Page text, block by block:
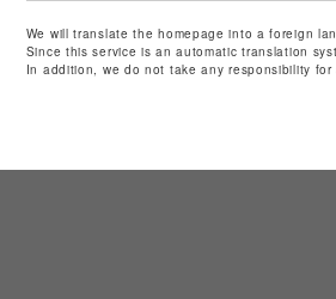
We will translate the homepage into a foreign
Since this service is an automatic translation
In addition, we do not take any responsibility